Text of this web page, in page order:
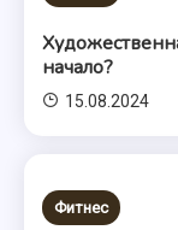
начало?
15.08.2024
Фитнес